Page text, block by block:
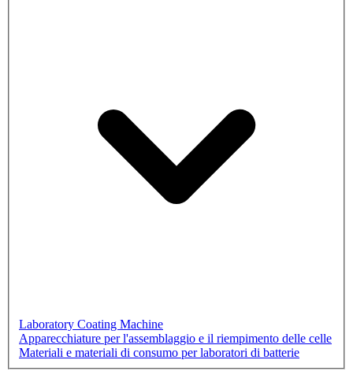
Laboratory Coating Machine
Apparecchiature per l'assemblaggio e il riempimento delle celle
Materiali e materiali di consumo per laboratori di batterie